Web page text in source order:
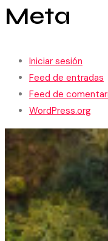
Meta
Iniciar sesión
Feed de entradas
Feed de
WordPress.org